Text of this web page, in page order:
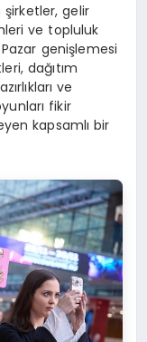
gelir
ve topluluk
genişlemesi
dağıtım
ve
fikir
kapsamlı bir